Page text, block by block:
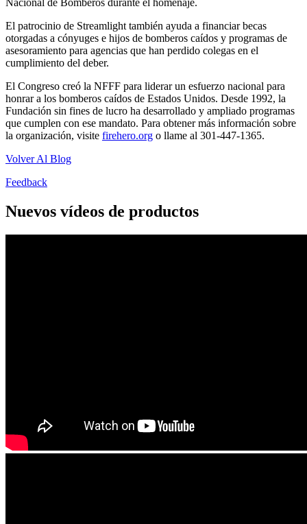
El patrocinio de Streamlight también ayuda a financiar becas
otorgadas a cónyuges e hijos de bomberos caídos y programas de
asesoramiento para agencias que han perdido colegas en el
cumplimiento del deber.
El Congreso creó la NFFF para liderar un esfuerzo nacional para
honrar a los bomberos caídos de Estados Unidos. Desde 1992, la
Fundación sin fines de lucro ha desarrollado y ampliado programas
que cumplen con ese mandato. Para obtener más información sobre
la organización, visite firehero.org o llame al 301-447-1365.
Volver Al Blog
Feedback
Nuevos vídeos de productos